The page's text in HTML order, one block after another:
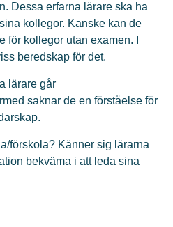
Dessa erfarna lärare ska ha
kollegor. Kanske kan de
för kollegor utan examen. I
beredskap för det.
lärare går
saknar de en förståelse för
förskola? Känner sig lärarna
bekväma i att leda sina